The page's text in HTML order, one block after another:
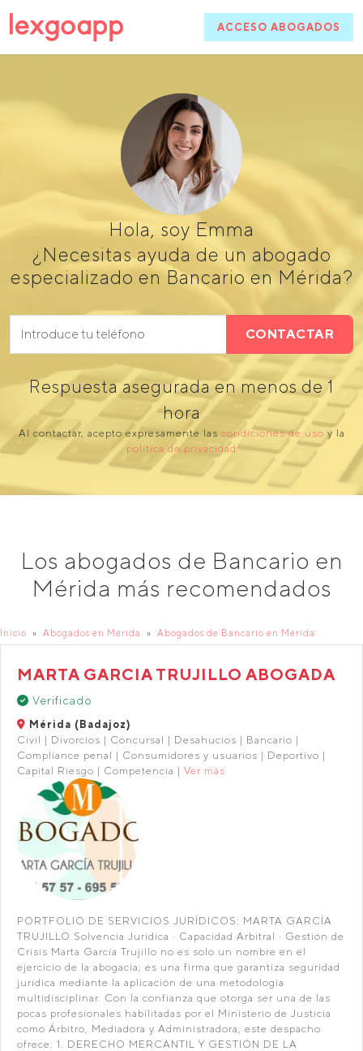
ACCESO ABOGADOS
Hola, soy Emma
¿Necesitas ayuda de un abogado
especializado en Bancario en Mérida?
CONTACTAR
Respuesta asegurada en menos de 1
hora
Al contactar, acepto expresamente las condiciones de uso y la
política de privacidad
Los abogados de Bancario en
Mérida más recomendados
Inicio Abogados en Mérida Abogados de Bancario en Mérida
MARTA GARCIA TRUJILLO ABOGADA
Verificado
Mérida (Badajoz)
Civil | Divorcios | Concursal | Desahucios | Bancario |
Compliance penal | Consumidores y usuarios | Deportivo |
Capital Riesgo | Competencia | Ver más
PORTFOLIO DE SERVICIOS JURÍDICOS: MARTA GARCÍA
TRUJILLO Solvencia Jurídica · Capacidad Arbitral · Gestión de
Crisis Marta García Trujillo no es solo un nombre en el
ejercicio de la abogacia; es una firma que garantiza seguridad
jurídica mediante la aplicación de una metodología
multidisciplinar. Con la confianza que otorga ser una de las
pocas profesionales habilitadas por el Ministerio de Justicia
como Árbitro, Mediadora y Administradora, este despacho
ofrece: 1. DERECHO MERCANTIL Y GESTIÓN DE LA